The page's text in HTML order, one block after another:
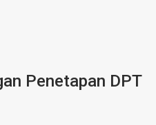
Penetapan DPT